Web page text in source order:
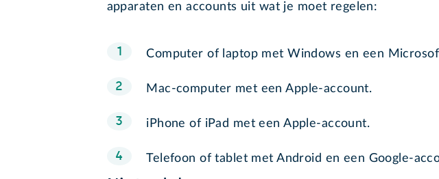
apparaten en accounts uit wat je moet regelen:
Computer of laptop met Windows en een
Mac-computer met een Apple-account.
iPhone of iPad met een Apple-account.
Telefoon of tablet met Android en een Google-